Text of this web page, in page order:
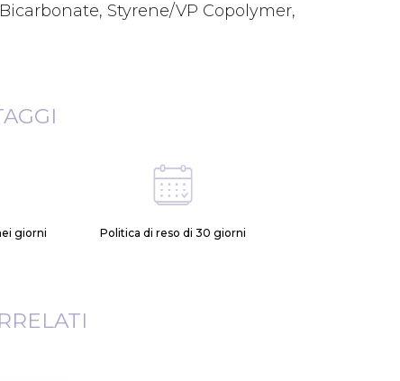
Styrene/VP Copolymer,
giorni
Politica di reso di 30 giorni